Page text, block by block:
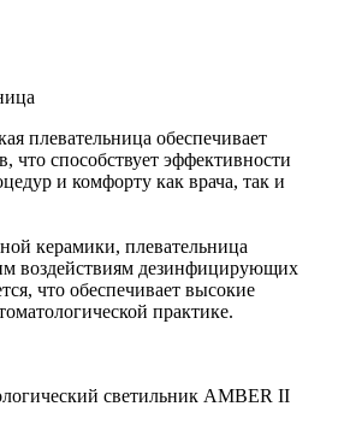
плевательница обеспечивает
что способствует эффективности
и комфорту как врача, так и
керамики, плевательница
воздействиям дезинфицирующих
что обеспечивает высокие
практике.
светильник AMBER II